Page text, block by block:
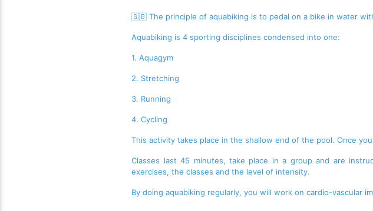
🇬🇧 The principle of aquabiking is to pedal on a bike in water
Aquabiking is 4 sporting disciplines condensed into one:
1. Aquagym
2. Stretching
3. Running
4. Cycling
This activity takes place in the shallow end of the pool. Once
Classes last 45 minutes, take place in a group and are
exercises, the classes and the level of intensity.
By doing aquabiking regularly, you will work on cardio-vascular